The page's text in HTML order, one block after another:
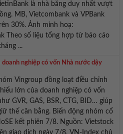
là nhà băng duy nhất vượt
MB, Vietcombank và VPBank
30%. Ảnh minh hoạ:
Theo số liệu tổng hợp từ báo cáo
...
doanh nghiệp có vốn Nhà nước dậy
Vingroup đồng loạt điều chỉnh
lớn của doanh nghiệp có vốn
GVR, GAS, BSR, CTG, BID… giúp
thế cân bằng. Biến động nhóm cổ
kết phiên 7/8. Nguồn: Vietstock